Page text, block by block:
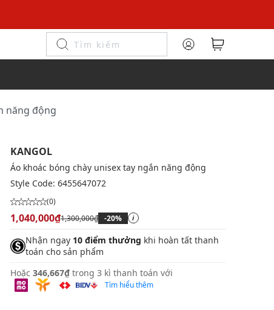
năng động
KANGOL
Áo khoác bóng chày unisex tay ngắn năng động
Style Code: 6455647072
(0)
1,040,000₫1,300,000₫ -20% i
Nhận ngay 10 điểm thưởng khi hoàn tất thanh
toán cho sản phẩm
Hoặc 346,667₫ trong 3 kì thanh toán với
Tìm hiểu thêm